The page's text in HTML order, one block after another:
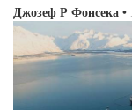
Джозеф Р Фонсека •